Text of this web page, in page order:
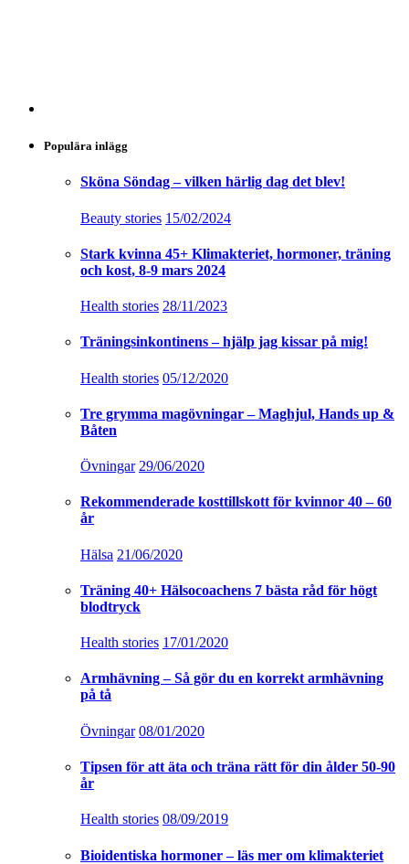
Populära inlägg
Sköna Söndag – vilken härlig dag det blev!
Beauty stories 15/02/2024
Stark kvinna 45+ Klimakteriet, hormoner, träning
och kost, 8-9 mars 2024
Health stories 28/11/2023
Träningsinkontinens – hjälp jag kissar på mig!
Health stories 05/12/2020
Tre grymma magövningar – Maghjul, Hands up &
Båten
Övningar 29/06/2020
Rekommenderade kosttillskott för kvinnor 40 – 60
år
Hälsa 21/06/2020
Träning 40+ Hälsocoachens 7 bästa råd för högt
blodtryck
Health stories 17/01/2020
Armhävning – Så gör du en korrekt armhävning
på tå
Övningar 08/01/2020
Tipsen för att äta och träna rätt för din ålder 50-90
år
Health stories 08/09/2019
Bioidentiska hormoner – läs mer om klimakteriet